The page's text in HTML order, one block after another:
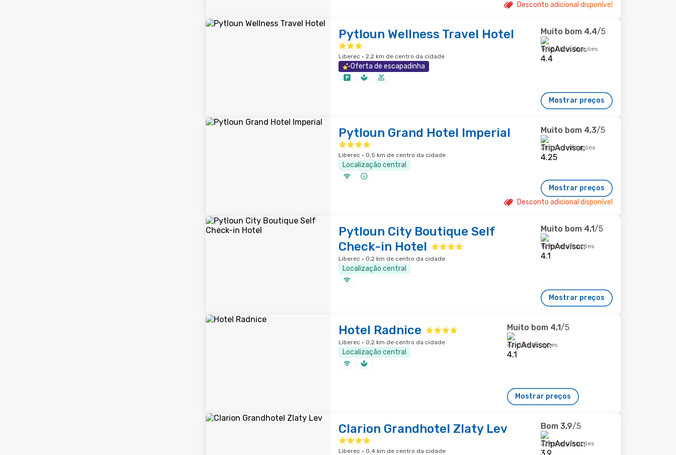
Desconto adicional disponível
Pytloun Wellness Travel Hotel
Liberec · 2,2 km de centro da cidade
Oferta de escapadinha
Muito bom 4,4/5
1465 classificações
Mostrar preços
Pytloun Grand Hotel Imperial
Liberec · 0,5 km de centro da cidade
Localização central
Muito bom 4,3/5
204 classificações
Mostrar preços
Desconto adicional disponível
Pytloun City Boutique Self
Check-in Hotel
Liberec · 0,2 km de centro da cidade
Localização central
Muito bom 4,1/5
199 classificações
Mostrar preços
Hotel Radnice
Liberec · 0,2 km de centro da cidade
Localização central
Muito bom 4,1/5
63 classificações
Mostrar preços
Clarion Grandhotel Zlaty Lev
Liberec · 0,4 km de centro da cidade
Bom 3,9/5
279 classificações